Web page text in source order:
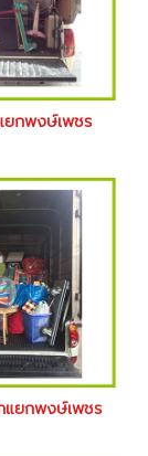
ยกพงษ์เพชร
แยกพงษ์เพชร